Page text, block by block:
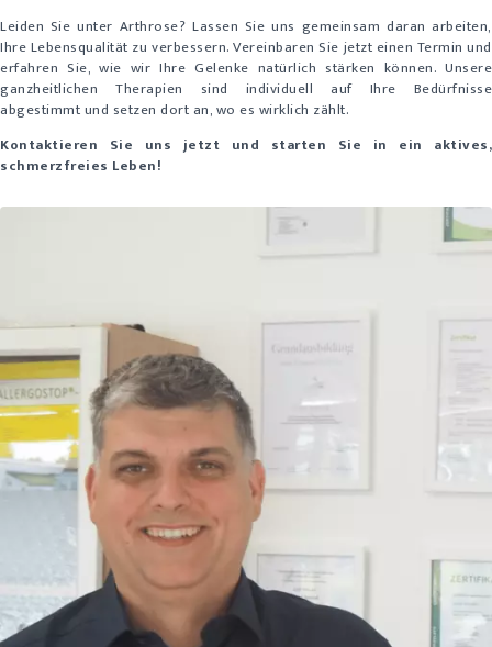
Leiden Sie unter Arthrose? Lassen Sie uns gemeinsam daran arbeiten,
Ihre Lebensqualität zu verbessern. Vereinbaren Sie jetzt einen Termin und
erfahren Sie, wie wir Ihre Gelenke natürlich stärken können. Unsere
ganzheitlichen Therapien sind individuell auf Ihre Bedürfnisse
abgestimmt und setzen dort an, wo es wirklich zählt.
Kontaktieren Sie uns jetzt und starten Sie in ein aktives,
schmerzfreies Leben!